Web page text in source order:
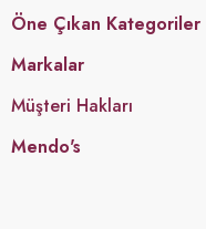
Öne Çıkan Kategoriler
Markalar
Müşteri Hakları
Mendo's